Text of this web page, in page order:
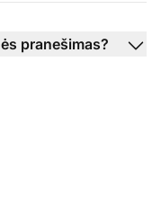
pranešimas?